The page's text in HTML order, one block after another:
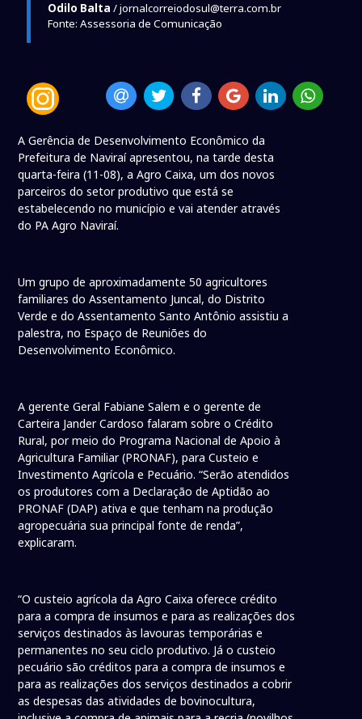
Odilo Balta / jornalcorreiodosul@terra.com.br
Fonte: Assessoria de Comunicação
A Gerência de Desenvolvimento Econômico da
Prefeitura de Naviraí apresentou, na tarde desta
quarta-feira (11-08), a Agro Caixa, um dos novos
parceiros do setor produtivo que está se
estabelecendo no município e vai atender através
do PA Agro Naviraí.
Um grupo de aproximadamente 50 agricultores
familiares do Assentamento Juncal, do Distrito
Verde e do Assentamento Santo Antônio assistiu a
palestra, no Espaço de Reuniões do
Desenvolvimento Econômico.
A gerente Geral Fabiane Salem e o gerente de
Carteira Jander Cardoso falaram sobre o Crédito
Rural, por meio do Programa Nacional de Apoio à
Agricultura Familiar (PRONAF), para Custeio e
Investimento Agrícola e Pecuário. “Serão atendidos
os produtores com a Declaração de Aptidão ao
PRONAF (DAP) ativa e que tenham na produção
agropecuária sua principal fonte de renda”,
explicaram.
“O custeio agrícola da Agro Caixa oferece crédito
para a compra de insumos e para as realizações dos
serviços destinados às lavouras temporárias e
permanentes no seu ciclo produtivo. Já o custeio
pecuário são créditos para a compra de insumos e
para as realizações dos serviços destinados a cobrir
as despesas das atividades de bovinocultura,